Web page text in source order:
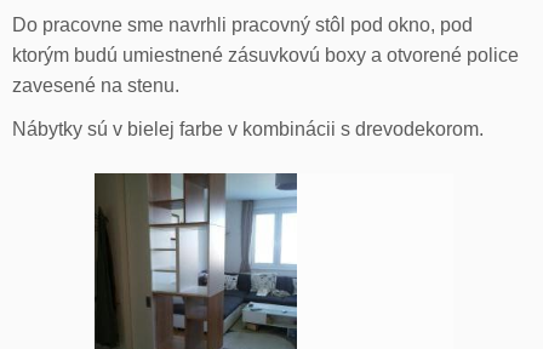
Do pracovne sme navrhli pracovný stôl pod okno, pod
ktorým budú umiestnené zásuvkovú boxy a otvorené police
zavesené na stenu.
Nábytky sú v bielej farbe v kombinácii s drevodekorom.